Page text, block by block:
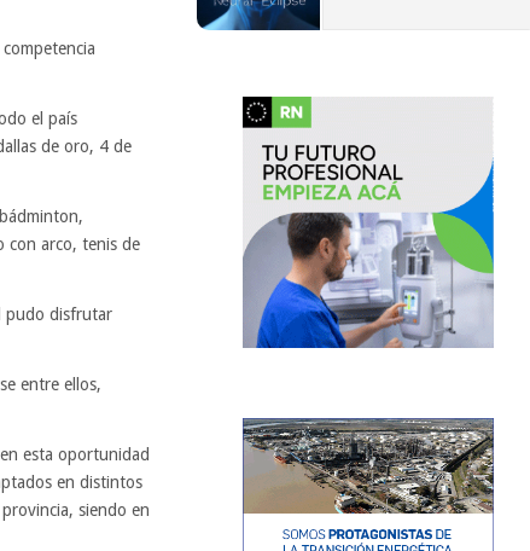
el país
de oro, 4 de
con arco, tenis de
pudo disfrutar
entre ellos,
esta oportunidad
en distintos
siendo en